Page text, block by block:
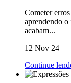
Cometer
aprendendo
acabam...
12 Nov 24
Continue